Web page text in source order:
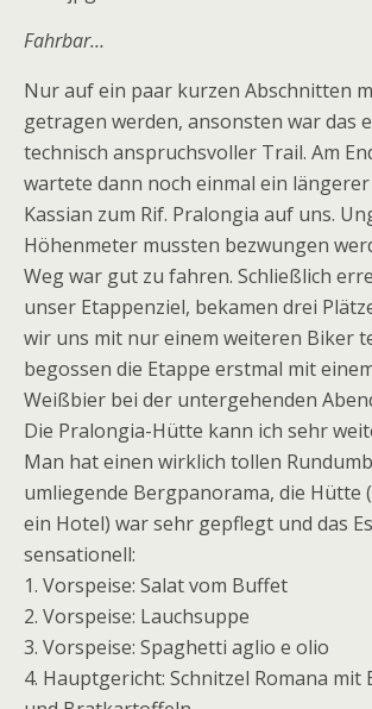
Fahrbar…
Nur auf ein paar kurzen Abschnitten
getragen werden, ansonsten war das
technisch anspruchsvoller Trail. Am
wartete dann noch einmal ein
Kassian zum Rif. Pralongia auf uns.
Höhenmeter mussten bezwungen
Weg war gut zu fahren. Schließlich
unser Etappenziel, bekamen drei
wir uns mit nur einem weiteren Biker
begossen die Etappe erstmal mit
Weißbier bei der untergehenden
Die Pralongia-Hütte kann ich sehr
Man hat einen wirklich tollen
umliegende Bergpanorama, die Hütte
ein Hotel) war sehr gepflegt und das
sensationell:
1. Vorspeise: Salat vom Buffet
2. Vorspeise: Lauchsuppe
3. Vorspeise: Spaghetti aglio e olio
4. Hauptgericht: Schnitzel Romana